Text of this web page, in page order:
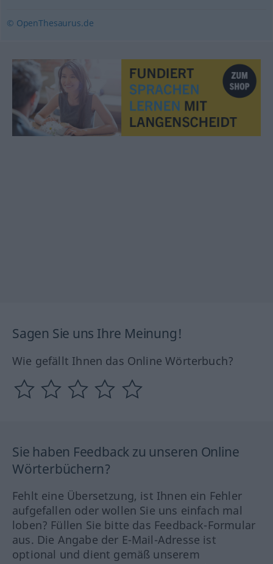
© OpenThesaurus.de
Sagen Sie uns Ihre Meinung!
Wie gefällt Ihnen das Online Wörterbuch?
Sie haben Feedback zu unseren Online
Wörterbüchern?
Fehlt eine Übersetzung, ist Ihnen ein Fehler
aufgefallen oder wollen Sie uns einfach mal
loben? Füllen Sie bitte das Feedback-Formular
aus. Die Angabe der E-Mail-Adresse ist
optional und dient gemäß unserem